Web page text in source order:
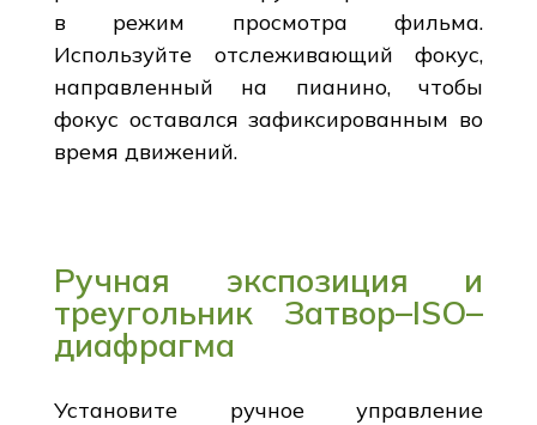
в режим просмотра фильма.
Используйте отслеживающий фокус,
направленный на пианино, чтобы
фокус оставался зафиксированным во
время движений.
Ручная экспозиция и
треугольник Затвор–ISO–
диафрагма
Установите ручное управление